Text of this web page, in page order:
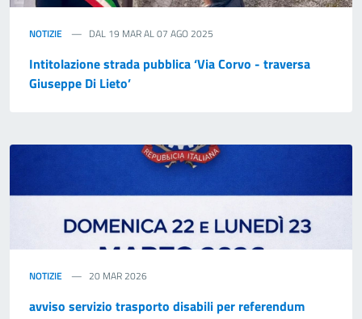
NOTIZIE DAL 19 MAR AL 07 AGO 2025
Intitolazione strada pubblica ‘Via Corvo - traversa
Giuseppe Di Lieto’
NOTIZIE 20 MAR 2026
avviso servizio trasporto disabili per referendum